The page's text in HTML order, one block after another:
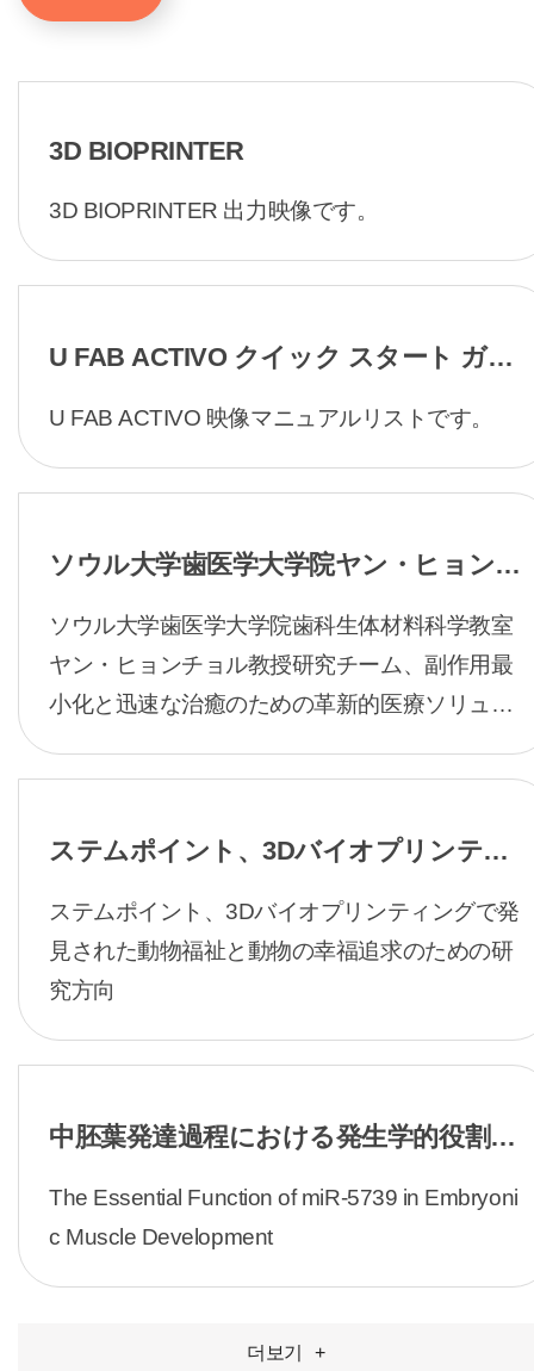
3D BIOPRINTER
3D BIOPRINTER 出力映像です。
U FAB ACTIVO クイック スタート ガイ
U FAB ACTIVO 映像マニュアルリストです。
ソウル大学歯医学大学院ヤン・ヒョンチ
ューション開発のための3Dバイオプリ
ンティング
ソウル大学歯医学大学院歯科生体材料科学教室
ヤン・ヒョンチョル教授研究チーム、副作用最
小化と迅速な治癒のための革新的医療ソリュー
ステムポイント、3Dバイオプリンティ
追求
ステムポイント、3Dバイオプリンティングで発
見された動物福祉と動物の幸福追求のための研
究方向
中胚葉発達過程における発生学的役割の
The Essential Function of miR-5739 in Embryoni
c Muscle Development
더보기 +